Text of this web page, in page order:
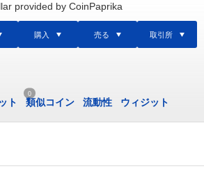
provided by CoinPaprika
購入 売る 取引所
ト
0
類似コイン 流動性 ウィジット